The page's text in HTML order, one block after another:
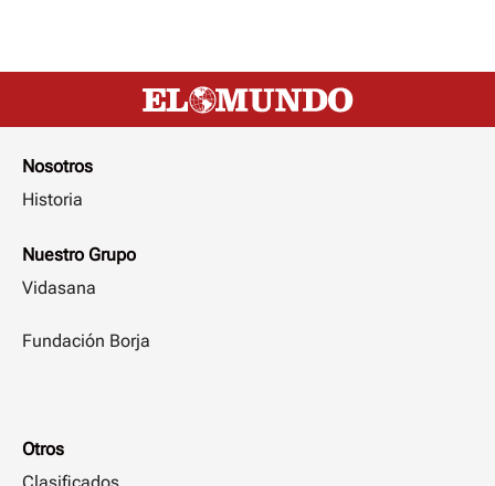
Nosotros
Historia
Nuestro Grupo
Vidasana
Fundación Borja
Otros